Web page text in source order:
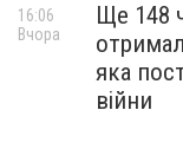
Ще 148
яка
війни
16:06
Вчора